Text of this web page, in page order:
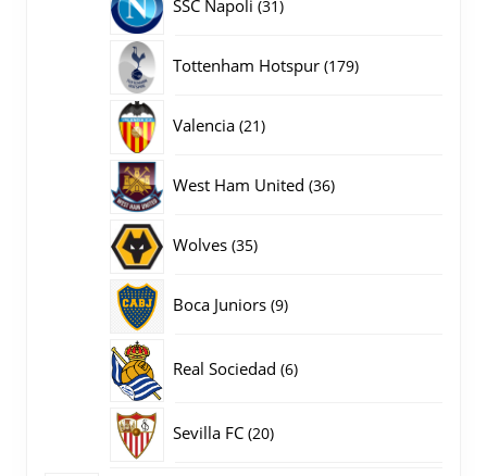
SSC Napoli 31
Tottenham Hotspur 179179
Valencia 2121
West Ham United 3636
Wolves 3535
Boca Juniors 99
Real Sociedad 66
Sevilla FC 2020